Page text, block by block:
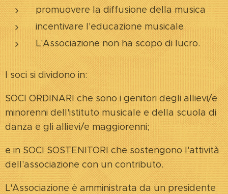
promuovere la diffusione della musica
incentivare l'educazione musicale
L'Associazione non ha scopo di lucro.
I soci si dividono in:
SOCI ORDINARI che sono i genitori degli allievi/e
minorenni dell'istituto musicale e della scuola di
danza e gli allievi/e maggiorenni;
e in SOCI SOSTENITORI che sostengono l'attività
dell'associazione con un contributo.
L'Associazione è amministrata da un presidente